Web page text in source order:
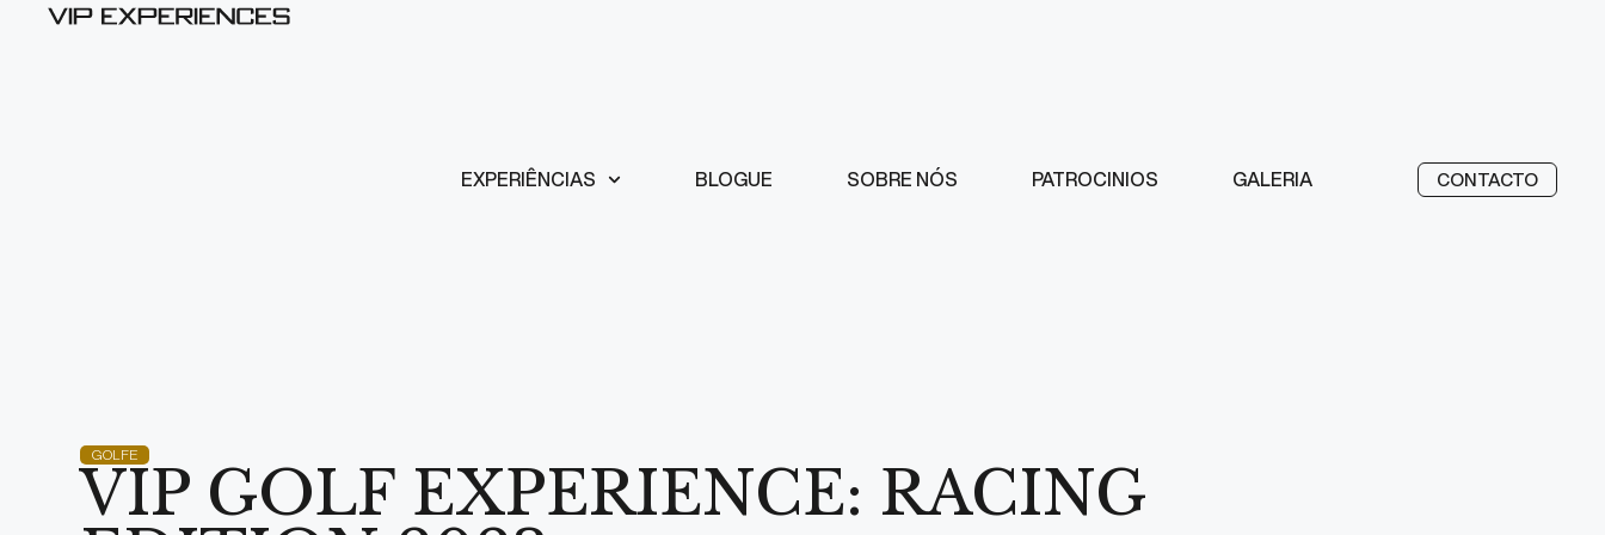
EXPERIÊNCIAS BLOGUE SOBRE NÓS PATROCINIOS GALERIA CONTACTO
GOLFE
VIP GOLF EXPERIENCE: RACING